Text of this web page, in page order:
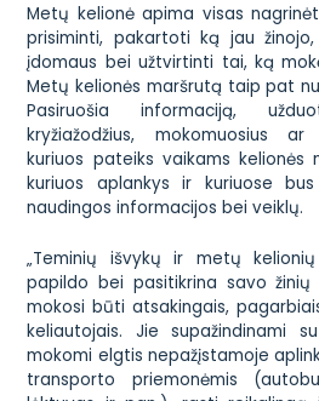
Metų kelionė apima visas
prisiminti, pakartoti ką jau
įdomaus bei užtvirtinti tai, ką
Metų kelionės maršrutą taip pat
Pasiruošia informaciją,
kryžiažodžius, mokomuosius
kuriuos pateiks vaikams kelionės
kuriuos aplankys ir kuriuose
naudingos informacijos bei veiklų.
„Teminių išvykų ir metų
papildo bei pasitikrina savo
mokosi būti atsakingais,
keliautojais. Jie supažindinami
mokomi elgtis nepažįstamoje
transporto priemonėmis